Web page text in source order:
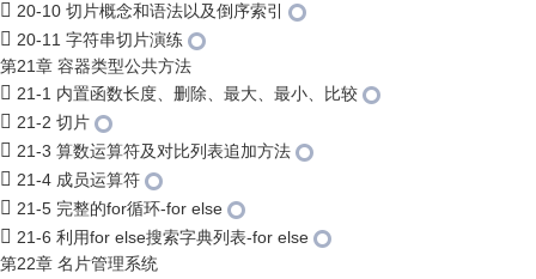
20-10 切片概念和语法以及倒序索引
20-11 字符串切片演练
第21章 容器类型公共方法
21-1 内置函数长度、删除、最大、最小、比较
21-2 切片
21-3 算数运算符及对比列表追加方法
21-4 成员运算符
21-5 完整的for循环-for else
21-6 利用for else搜索字典列表-for else
第22章 名片管理系统